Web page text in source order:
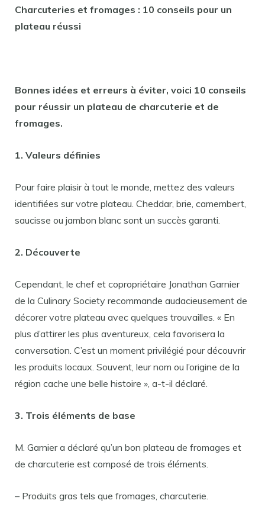
Charcuteries et fromages : 10 conseils pour un
plateau réussi
Bonnes idées et erreurs à éviter, voici 10 conseils
pour réussir un plateau de charcuterie et de
fromages.
1. Valeurs définies
Pour faire plaisir à tout le monde, mettez des valeurs
identifiées sur votre plateau. Cheddar, brie, camembert,
saucisse ou jambon blanc sont un succès garanti.
2. Découverte
Cependant, le chef et copropriétaire Jonathan Garnier
de la Culinary Society recommande audacieusement de
décorer votre plateau avec quelques trouvailles. « En
plus d’attirer les plus aventureux, cela favorisera la
conversation. C’est un moment privilégié pour découvrir
les produits locaux. Souvent, leur nom ou l’origine de la
région cache une belle histoire », a-t-il déclaré.
3. Trois éléments de base
M. Garnier a déclaré qu’un bon plateau de fromages et
de charcuterie est composé de trois éléments.
– Produits gras tels que fromages, charcuterie.